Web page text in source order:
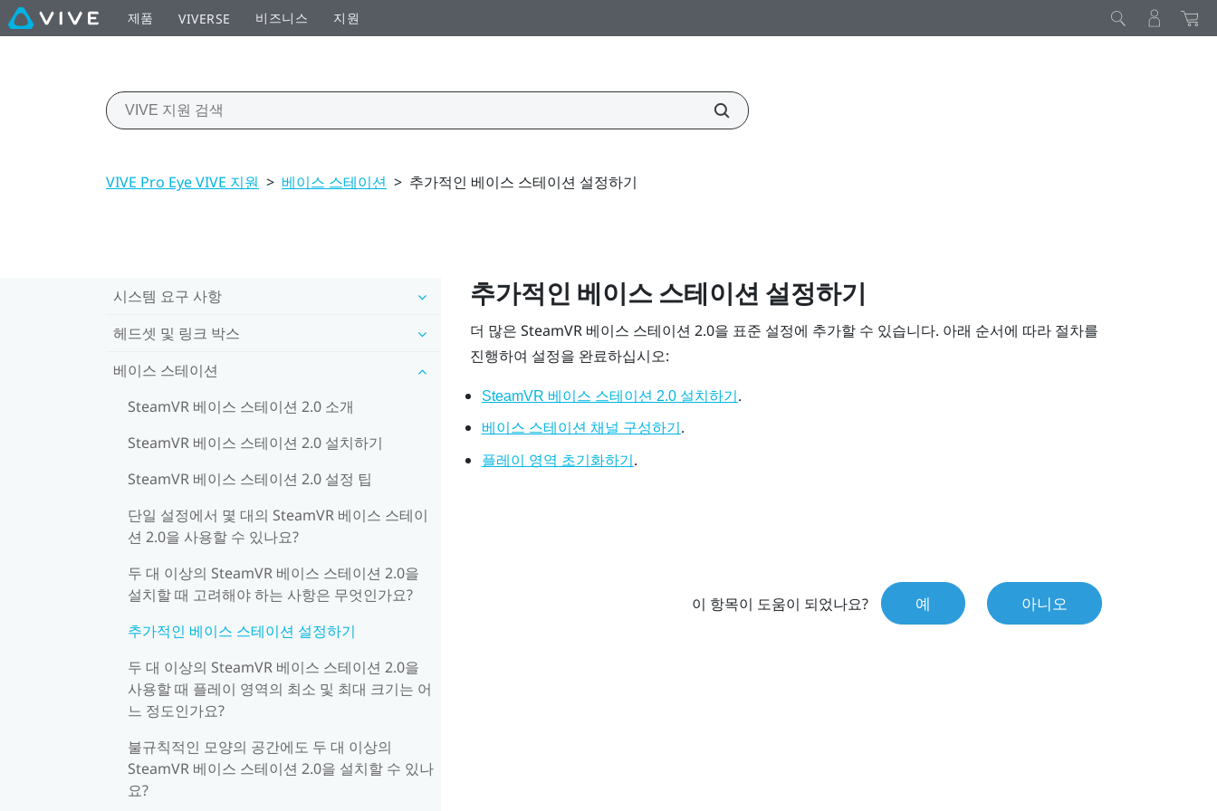
제품 VIVERSE 비즈니스 지원
VIVE Pro Eye VIVE 지원 > 베이스 스테이션 > 추가적인 베이스 스테이션 설정하기
시스템 요구 사항
헤드셋 및 링크 박스
베이스 스테이션
SteamVR 베이스 스테이션 2.0 소개
SteamVR 베이스 스테이션 2.0 설치하기
SteamVR 베이스 스테이션 2.0 설정 팁
단일 설정에서 몇 대의 SteamVR 베이스 스테이
션 2.0을 사용할 수 있나요?
두 대 이상의 SteamVR 베이스 스테이션 2.0을
설치할 때 고려해야 하는 사항은 무엇인가요?
추가적인 베이스 스테이션 설정하기
두 대 이상의 SteamVR 베이스 스테이션 2.0을
사용할 때 플레이 영역의 최소 및 최대 크기는 어
느 정도인가요?
불규칙적인 모양의 공간에도 두 대 이상의
SteamVR 베이스 스테이션 2.0을 설치할 수 있나
요?
추가적인 베이스 스테이션 설정하기
더 많은 SteamVR베이스 스테이션 2.0을 표준 설정에 추가할 수 있습니다. 아래 순서에 따라 절차를
진행하여 설정을 완료하십시오:
SteamVR 베이스 스테이션 2.0 설치하기 .
베이스 스테이션 채널 구성하기 .
플레이 영역 초기화하기 .
이 항목이 도움이 되었나요? 예 아니오